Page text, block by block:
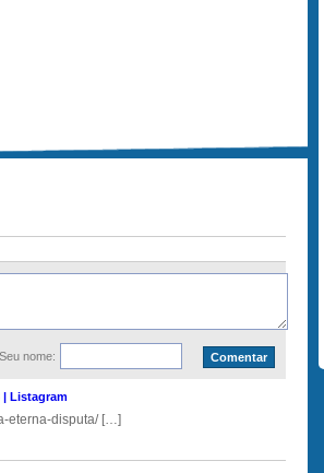
nome:
| Listagram
eterna-disputa/ […]